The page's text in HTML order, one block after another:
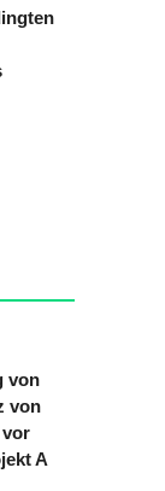
von
von
vor
A